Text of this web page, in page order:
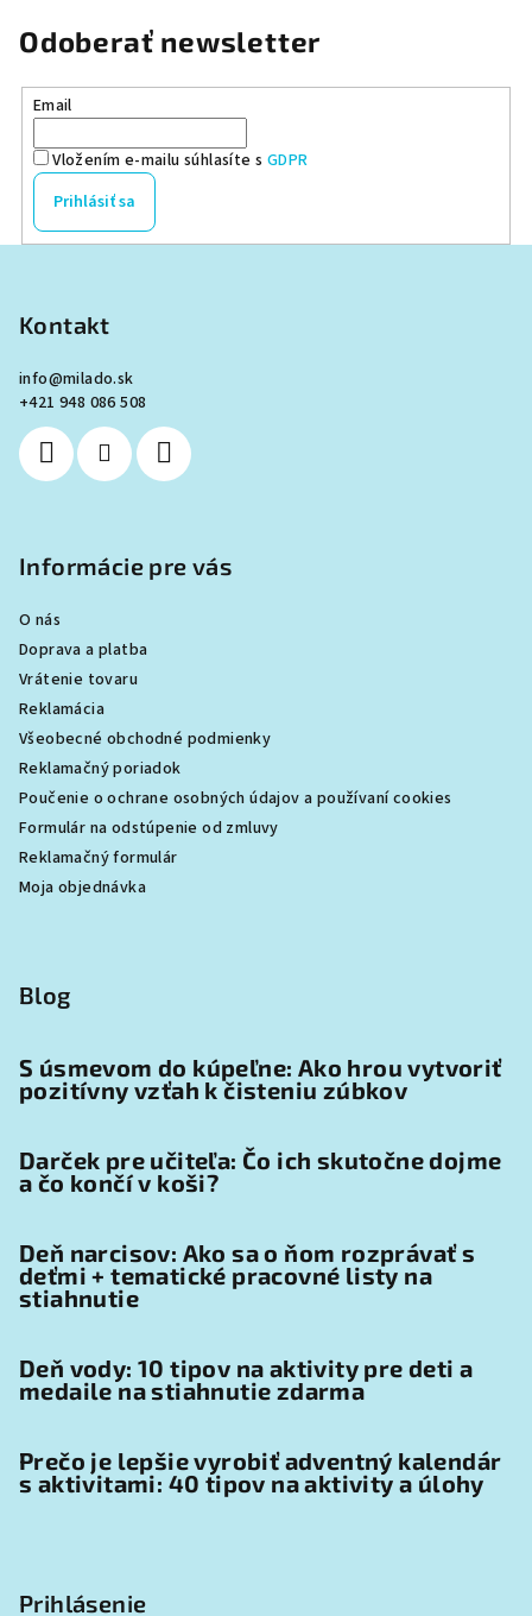
Odoberať newsletter
Email
Vložením e-mailu súhlasíte s GDPR
Prihlásiť sa
Kontakt
info@milado.sk
+421 948 086 508
Informácie pre vás
O nás
Doprava a platba
Vrátenie tovaru
Reklamácia
Všeobecné obchodné podmienky
Reklamačný poriadok
Poučenie o ochrane osobných údajov a používaní cookies
Formulár na odstúpenie od zmluvy
Reklamačný formulár
Moja objednávka
Blog
S úsmevom do kúpeľne: Ako hrou vytvoriť
pozitívny vzťah k čisteniu zúbkov
Darček pre učiteľa: Čo ich skutočne dojme
a čo končí v koši?
Deň narcisov: Ako sa o ňom rozprávať s
deťmi + tematické pracovné listy na
stiahnutie
Deň vody: 10 tipov na aktivity pre deti a
medaile na stiahnutie zdarma
Prečo je lepšie vyrobiť adventný kalendár
s aktivitami: 40 tipov na aktivity a úlohy
Prihlásenie